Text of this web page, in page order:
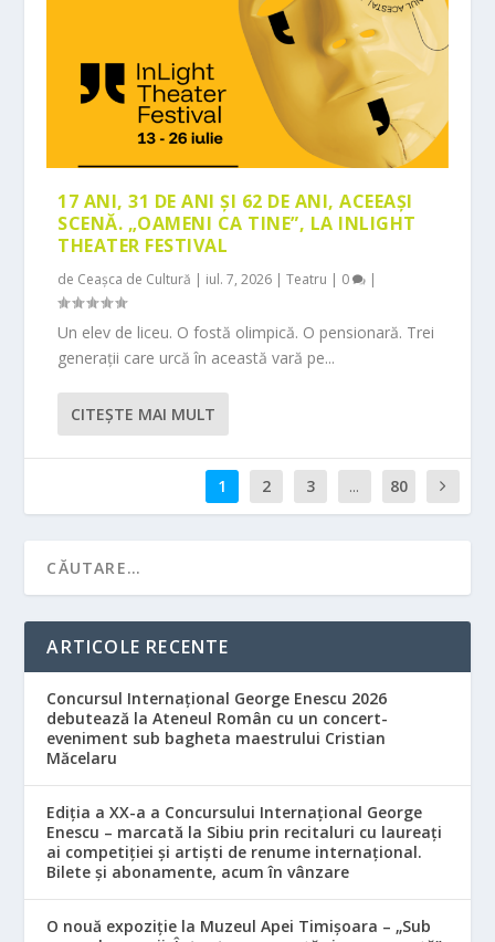
17 ANI, 31 DE ANI ȘI 62 DE ANI, ACEEAȘI
SCENĂ. „OAMENI CA TINE”, LA INLIGHT
THEATER FESTIVAL
de Ceașca de Cultură | iul. 7, 2026 |Teatru | 0 |
Un elev de liceu. O fostă olimpică. O pensionară. Trei
generații care urcă în această vară pe...
CITEŞTE MAI MULT
1 2 3 ... 80
ARTICOLE RECENTE
Concursul Internațional George Enescu 2026
debutează la Ateneul Român cu un concert-
eveniment sub bagheta maestrului Cristian
Măcelaru
Ediția a XX-a a Concursului Internațional George
Enescu – marcată la Sibiu prin recitaluri cu laureați
ai competiției și artiști de renume internațional.
Bilete și abonamente, acum în vânzare
O nouă expoziție la Muzeul Apei Timișoara – „Sub